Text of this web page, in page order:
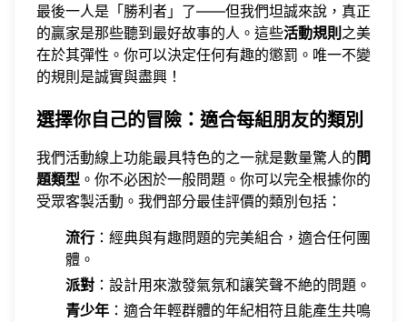
最後一人是「勝利者」了——但我們坦誠來說，真正
的贏家是那些聽到最好故事的人。這些活動規則 之美
在於其彈性。你可以決定任何有趣的懲罰。唯一不變
的規則是誠實與盡興！
選擇你自己的冒險：適合每組朋友的類別
我們活動線上功能最具特色的之一就是數量驚人的 問
題類型 。你不必困於一般問題。你可以完全根據你的
受眾客製活動。我們部分最佳評價的類別包括：
流行 ：經典與有趣問題的完美組合，適合任何團
體。
派對 ：設計用來激發氣氛和讓笑聲不絶的問題。
青少年 ：適合年輕群體的年紀相符且能產生共鳴